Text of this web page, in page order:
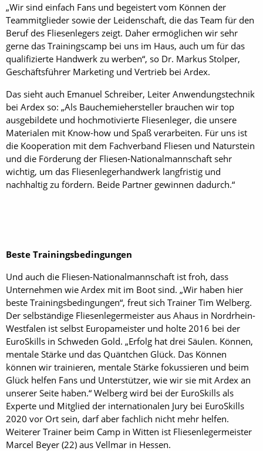
„Wir sind einfach Fans und begeistert vom Können der
Teammitglieder sowie der Leidenschaft, die das Team für den
Beruf des Fliesenlegers zeigt. Daher ermöglichen wir sehr
gerne das Trainingscamp bei uns im Haus, auch um für das
qualifizierte Handwerk zu werben“, so Dr. Markus Stolper,
Geschäftsführer Marketing und Vertrieb bei Ardex.
Das sieht auch Emanuel Schreiber, Leiter Anwendungstechnik
bei Ardex so: „Als Bauchemiehersteller brauchen wir top
ausgebildete und hochmotivierte Fliesenleger, die unsere
Materialen mit Know-how und Spaß verarbeiten. Für uns ist
die Kooperation mit dem Fachverband Fliesen und Naturstein
und die Förderung der Fliesen-Nationalmannschaft sehr
wichtig, um das Fliesenlegerhandwerk langfristig und
nachhaltig zu fördern. Beide Partner gewinnen dadurch.“
Beste Trainingsbedingungen
Und auch die Fliesen-Nationalmannschaft ist froh, dass
Unternehmen wie Ardex mit im Boot sind. „Wir haben hier
beste Trainingsbedingungen“, freut sich Trainer Tim Welberg.
Der selbständige Fliesenlegermeister aus Ahaus in Nordrhein-
Westfalen ist selbst Europameister und holte 2016 bei der
EuroSkills in Schweden Gold. „Erfolg hat drei Säulen. Können,
mentale Stärke und das Quäntchen Glück. Das Können
können wir trainieren, mentale Stärke fokussieren und beim
Glück helfen Fans und Unterstützer, wie wir sie mit Ardex an
unserer Seite haben.“ Welberg wird bei der EuroSkills als
Experte und Mitglied der internationalen Jury bei EuroSkills
2020 vor Ort sein, darf aber fachlich nicht mehr helfen.
Weiterer Trainer beim Camp in Witten ist Fliesenlegermeister
Marcel Beyer (22) aus Vellmar in Hessen.